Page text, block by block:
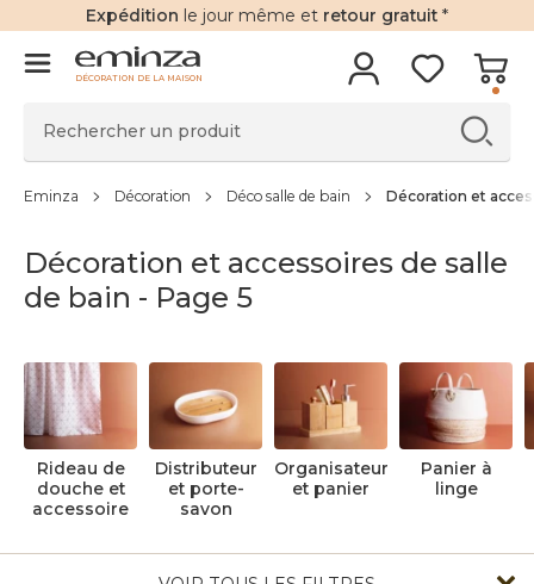
Expédition le jour même et retour gratuit *
DÉCORATION DE LA MAISON
Eminza Décoration Déco salle de bain Décoration et
Décoration et accessoires de salle
de bain - Page 5
Rideau de
douche et
accessoire
Distributeur
et porte-
savon
Organisateur
et panier
Panier à
linge